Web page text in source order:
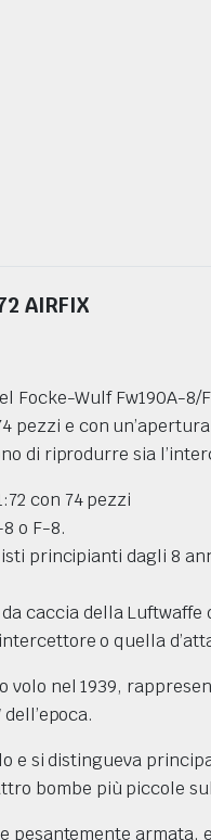
AIRFIX
Focke-Wulf
pezzi e con
di riprodurre sia
con 74 pezzi
o F-8.
principianti dagli 8
caccia della Luftwaffe
o quella
volo nel 1939,
e si distingueva
bombe più piccole
pesantemente